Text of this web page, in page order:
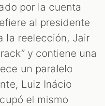
por la cuenta
al presidente
la reelección, Jair
y contiene una
un paralelo
Luiz Inácio
el mismo